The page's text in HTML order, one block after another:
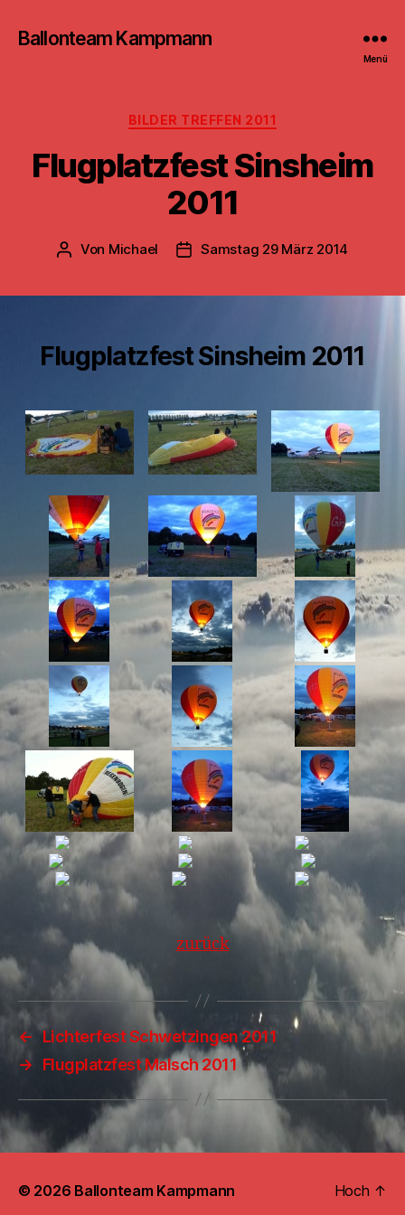
Ballonteam Kampmann
Menü
Kategorien
BILDER TREFFEN 2011
Flugplatzfest Sinsheim
2011
Beitragsautor
Von Michael Beitragsdatum
Samstag 29 März 2014
Flugplatzfest Sinsheim 2011
zurück
← Lichterfest Schwetzingen 2011
→
Flugplatzfest Malsch 2011
© 2026 Ballonteam Kampmann
Hoch ↑